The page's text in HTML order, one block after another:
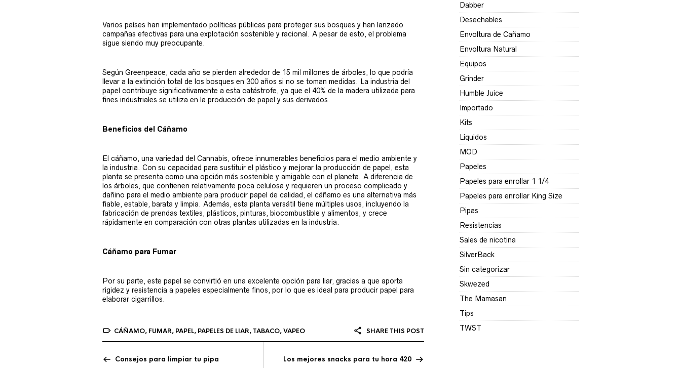
Varios países han implementado políticas públicas para proteger sus bosques y han lanzado
campañas efectivas para una explotación sostenible y racional. A pesar de esto, el problema
sigue siendo muy preocupante.
Según Greenpeace, cada año se pierden alrededor de 15 mil millones de árboles, lo que podría
llevar a la extinción total de los bosques en 300 años si no se toman medidas. La industria del
papel contribuye significativamente a esta catástrofe, ya que el 40% de la madera utilizada para
fines industriales se utiliza en la producción de papel y sus derivados.
Beneficios del Cáñamo
El cáñamo, una variedad del Cannabis, ofrece innumerables beneficios para el medio ambiente y
la industria. Con su capacidad para sustituir el plástico y mejorar la producción de papel, esta
planta se presenta como una opción más sostenible y amigable con el planeta. A diferencia de
los árboles, que contienen relativamente poca celulosa y requieren un proceso complicado y
dañino para el medio ambiente para producir papel de calidad, el cáñamo es una alternativa más
fiable, estable, barata y limpia. Además, esta planta versátil tiene múltiples usos, incluyendo la
fabricación de prendas textiles, plásticos, pinturas, biocombustible y alimentos, y crece
rápidamente en comparación con otras plantas utilizadas en la industria.
Cáñamo para Fumar
Por su parte, este papel se convirtió en una excelente opción para liar, gracias a que aporta
rigidez y resistencia a papeles especialmente finos, por lo que es ideal para producir papel para
elaborar cigarrillos.
CÁÑAMO, FUMAR, PAPEL, PAPELES DE LIAR, TABACO,VAPEO SHARE THIS POST
Consejos para limpiar tu pipa Los mejores snacks para tu hora 420
Dabber
Desechables
Envoltura de Cañamo
Envoltura Natural
Equipos
Grinder
Humble Juice
Importado
Kits
Liquidos
MOD
Papeles
Papeles para enrollar 1 1/4
Papeles para enrollar King Size
Pipas
Resistencias
Sales de nicotina
SilverBack
Sin categorizar
Skwezed
The Mamasan
Tips
TWST